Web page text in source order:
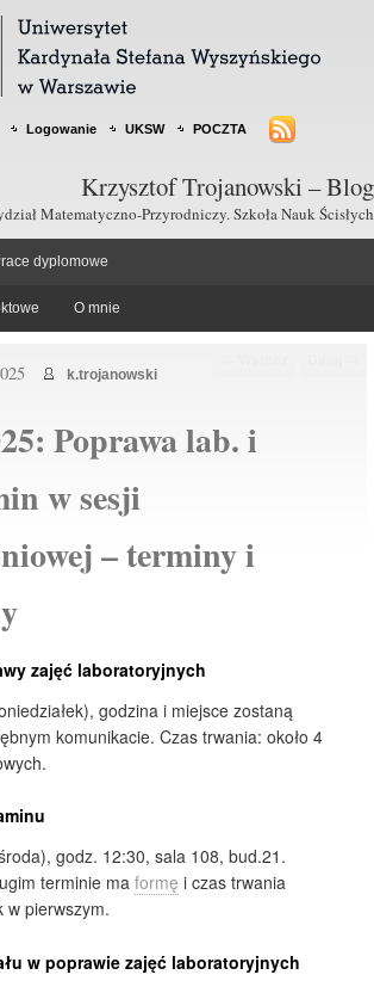
Logowanie UKSW POCZTA
Krzysztof Trojanowski – Blog
Matematyczno-Przyrodniczy. Szkoła Nauk Ścisłych
dyplomowe
O mnie
Poprawa lab. i
w sesji
– terminy i
k.trojanowski
zajęć laboratoryjnych
godzina i miejsce zostaną
komunikacie. Czas trwania: około 4
godz. 12:30, sala 108, bud.21.
terminie maformę i czas trwania
w pierwszym.
w poprawie zajęć laboratoryjnych